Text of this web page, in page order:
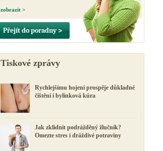
zobrazit >
Přejít do poradny >
Tiskové zprávy
Rychlejšímu hojení prospěje důkladné
čištění i bylinková kúra
Jak zklidnit podrážděný žlučník?
Omezte stres i dráždivé potraviny